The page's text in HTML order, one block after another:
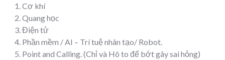
Cơ khí
Quang học
Điện tử
Phần mềm / AI – Trí tuệ nhân tạo/ Robot.
Point and Calling. (Chỉ và Hô to để bớt gây sai hỏng)